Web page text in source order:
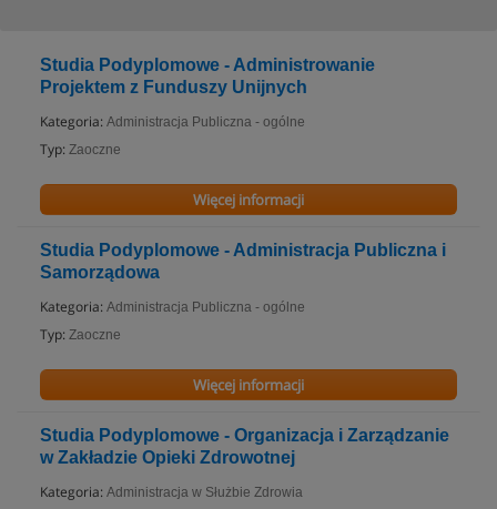
Studia Podyplomowe - Administrowanie
Projektem z Funduszy Unijnych
Kategoria: Administracja Publiczna - ogólne
Typ: Zaoczne
Więcej informacji
Studia Podyplomowe - Administracja Publiczna i
Samorządowa
Kategoria: Administracja Publiczna - ogólne
Typ: Zaoczne
Więcej informacji
Studia Podyplomowe - Organizacja i Zarządzanie
w Zakładzie Opieki Zdrowotnej
Kategoria: Administracja w Służbie Zdrowia